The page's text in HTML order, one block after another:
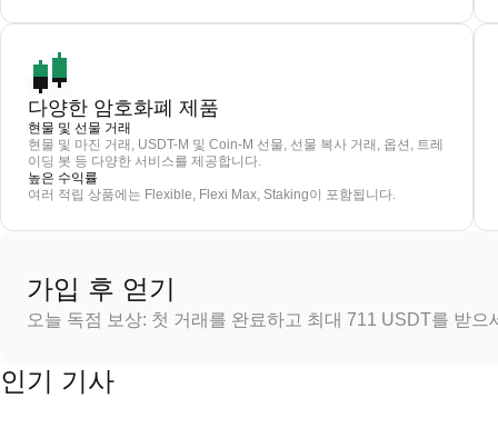
다양한 암호화폐 제품
현물 및 선물 거래
현물 및 마진 거래, USDT-M 및 Coin-M 선물, 선물 복사 거래, 옵션, 트레
이딩 봇 등 다양한 서비스를 제공합니다.
높은 수익률
여러 적립 상품에는 Flexible, Flexi Max, Staking이 포함됩니다.
가입 후 얻기
오늘 독점 보상: 첫 거래를 완료하고 최대 711 USDT를 받으
인기 기사